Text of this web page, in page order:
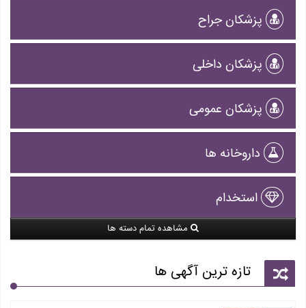
پزشکان جراح
پزشکان داخلی
پزشکان عمومی
داروخانه ها
استخدام
مشاهده تمام دسته ها
تازه ترین آگهی ها